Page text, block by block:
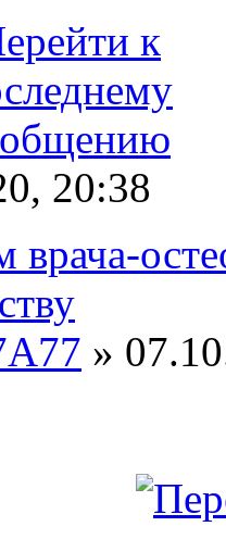
20:38
врача-
»